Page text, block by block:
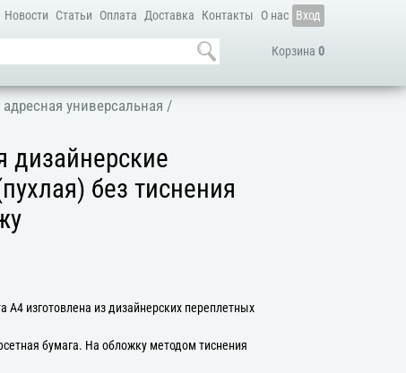
Новости Статьи Оплата Доставка Контакты О нас Вход
Корзина 0
универсальная /
дизайнерские
без тиснения
изготовлена из дизайнерских переплетных
бумага. На обложку методом тиснения